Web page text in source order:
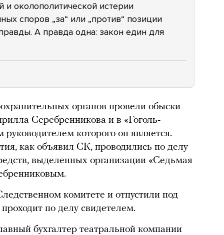
и околополитической истерии
споров „за“ или „против“ позиции
А правда одна: закон един для
органов провели обыски
Серебренникова и в «Гоголь-
которого он является.
как объявил СК, проводились по делу
выделенных организации «Седьмая
комитете и отпустили под
по делу свидетелем.
бухгалтер театральной компании